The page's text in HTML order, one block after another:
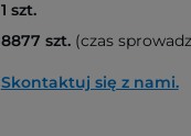
1 szt.
8877 szt.(czas
Skontaktuj się z nami.